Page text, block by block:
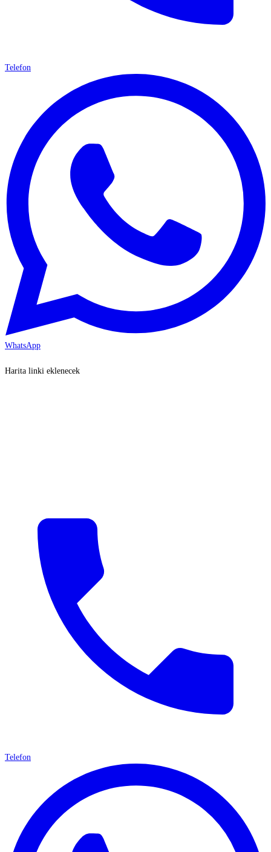
Telefon
WhatsApp
Harita linki eklenecek
Telefon